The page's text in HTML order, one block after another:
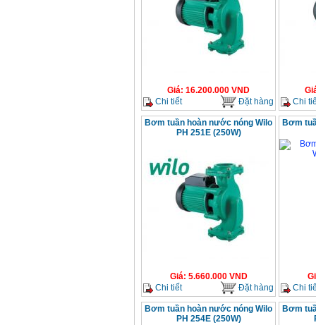
Giá: 16.200.000 VND
Chi tiết
Đặt hàng
Chi
Bơm tuần hoàn nước nóng Wilo
PH 251E (250W)
Giá: 5.660.000VND
Chi tiết
Đặt hàng
Bơm
Chi
Bơm tuần hoàn nước nóng Wilo
PH 254E (250W)
Bơm